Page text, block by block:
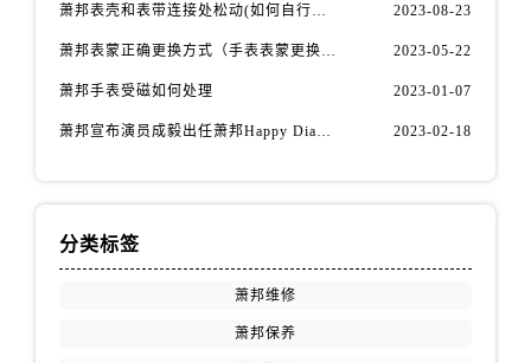
安徽省铜陵市铜官区石城大道萧邦售后服务中心（需提前预约）
萧邦表壳和表带连接处松动(如何自行修复) 2023-08-23
萧邦表蒙正确更换方式（手表表蒙更换知识） 2023-05-22
萧邦手表受磁如何处理 2023-01-07
萧邦宣布演员成毅出任萧邦Happy Diamonds系列品牌大使 2023-02-18
分类标签
萧邦维修
萧邦保养